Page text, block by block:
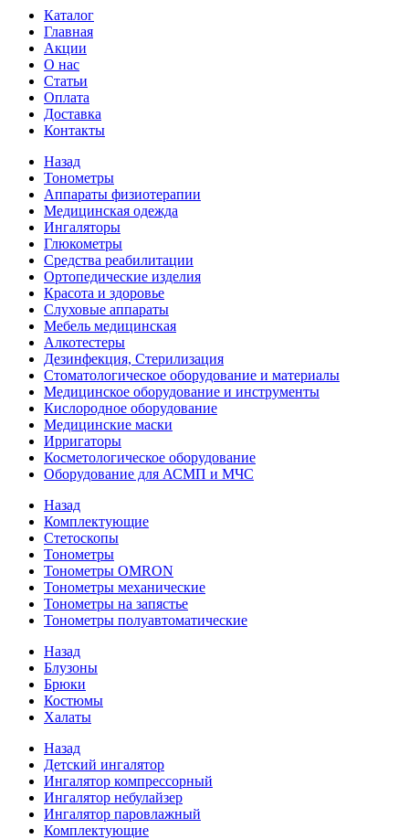
Каталог
Главная
Акции
О нас
Статьи
Оплата
Доставка
Контакты
Назад
Тонометры
Аппараты физиотерапии
Медицинская одежда
Ингаляторы
Глюкометры
Средства реабилитации
Ортопедические изделия
Красота и здоровье
Слуховые аппараты
Мебель медицинская
Алкотестеры
Дезинфекция, Стерилизация
Стоматологическое оборудование и материалы
Медицинское оборудование и инструменты
Кислородное оборудование
Медицинские маски
Ирригаторы
Косметологическое оборудование
Оборудование для АСМП и МЧС
Назад
Комплектующие
Стетоскопы
Тонометры
Тонометры OMRON
Тонометры механические
Тонометры на запястье
Тонометры полуавтоматические
Назад
Блузоны
Брюки
Костюмы
Халаты
Назад
Детский ингалятор
Ингалятор компрессорный
Ингалятор небулайзер
Ингалятор паровлажный
Комплектующие